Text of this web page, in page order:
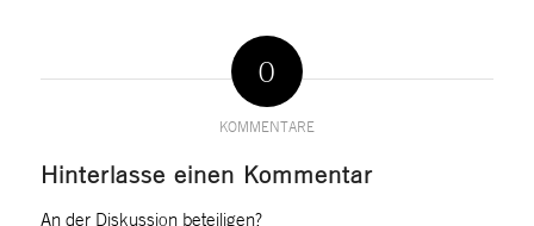
0
KOMMENTARE
Hinterlasse einen Kommentar
An der Diskussion beteiligen?